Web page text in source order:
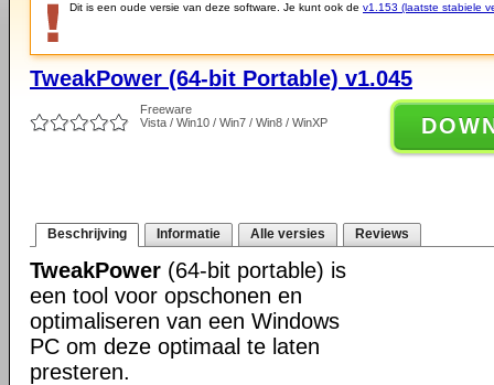
Dit is een oude versie van deze software. Je kunt ook de v1.153 (laatste stabiele
TweakPower (64-bit Portable) v1.045
Freeware
Vista / Win10 / Win7 / Win8 / WinXP
Beschrijving Informatie Alle versies Reviews
TweakPower (64-bit portable) is
een tool voor opschonen en
optimaliseren van een Windows
PC om deze optimaal te laten
presteren.